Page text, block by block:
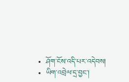
ཤོག་ངོས་འདི་པར་འདེབས།
ཡིག་འབྲེལ་དྲ་བྱང་།